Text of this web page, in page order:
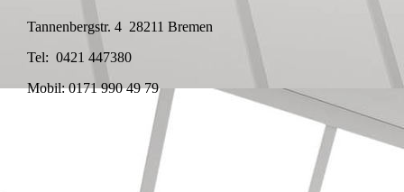
Tannenbergstr. 4 28211 Bremen
Tel: 0421 447380
Mobil: 0171 990 49 79